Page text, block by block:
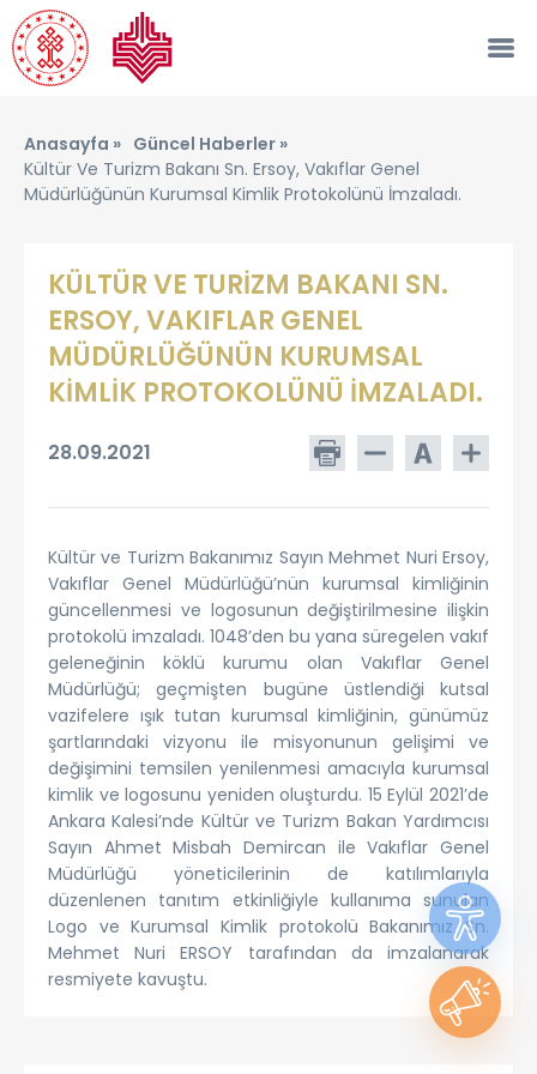
Anasayfa » Güncel Haberler »
Kültür Ve Turizm Bakanı Sn. Ersoy, Vakıflar Genel
Müdürlüğünün Kurumsal Kimlik Protokolünü İmzaladı.
KÜLTÜR VE TURİZM BAKANI SN.
ERSOY, VAKIFLAR GENEL
MÜDÜRLÜĞÜNÜN KURUMSAL
KİMLİK PROTOKOLÜNÜ İMZALADI.
28.09.2021
Kültür ve Turizm Bakanımız Sayın Mehmet Nuri Ersoy,
Vakıflar Genel Müdürlüğü’nün kurumsal kimliğinin
güncellenmesi ve logosunun değiştirilmesine ilişkin
protokolü imzaladı. 1048’den bu yana süregelen vakıf
geleneğinin köklü kurumu olan Vakıflar Genel
Müdürlüğü; geçmişten bugüne üstlendiği kutsal
vazifelere ışık tutan kurumsal kimliğinin, günümüz
şartlarındaki vizyonu ile misyonunun gelişimi ve
değişimini temsilen yenilenmesi amacıyla kurumsal
kimlik ve logosunu yeniden oluşturdu. 15 Eylül 2021’de
Ankara Kalesi’nde Kültür ve Turizm Bakan Yardımcısı
Sayın Ahmet Misbah Demircan ile Vakıflar Genel
Müdürlüğü yöneticilerinin de katılımlarıyla
düzenlenen tanıtım etkinliğiyle kullanıma sunulan
Logo ve Kurumsal Kimlik protokolü Bakanımız Sn.
Mehmet Nuri ERSOY tarafından da imzalanarak
resmiyete kavuştu.